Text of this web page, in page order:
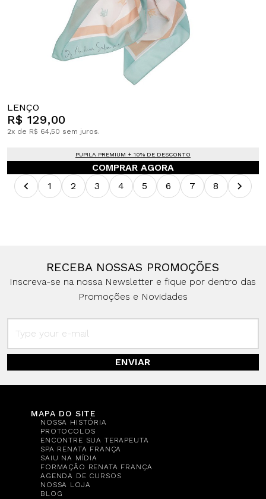
LENÇO
R$ 129,00
2x de R$ 64,50 sem juros.
PUPILA PREMIUM + 10% DE DESCONTO
COMPRAR AGORA
1
2 3 4 5 6 7 8
RECEBA NOSSAS PROMOÇÕES
Inscreva-se na nossa Newsletter e fique por dentro das
Promoções e Novidades
ENVIAR
MAPA DO SITE
NOSSA HISTÓRIA
PROTOCOLOS
ENCONTRE SUA TERAPEUTA
SPA RENATA FRANÇA
SAIU NA MÍDIA
FORMAÇÃO RENATA FRANÇA
AGENDA DE CURSOS
NOSSA LOJA
BLOG